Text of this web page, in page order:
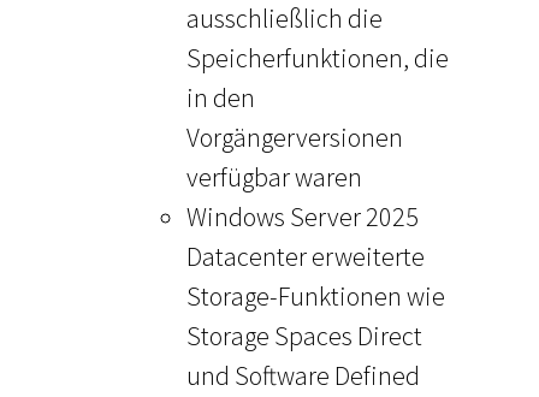
ausschließlich die
Speicherfunktionen, die
in den
Vorgängerversionen
verfügbar waren
Windows Server 2025
Datacenter erweiterte
Storage-Funktionen wie
Storage Spaces Direct
und Software Defined